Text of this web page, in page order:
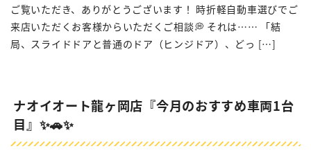
ご覧いただき、ありがとうございます！ 時折軽自動車選びでご
来店いただくお客様からいただくご相談💭 それは…… 「結
局、スライドドアと普通のドア（ヒンジドア）、どっ […]
ナオイオート龍ヶ岡店『今月のおすすめ車両1台
目』✨🚗✨